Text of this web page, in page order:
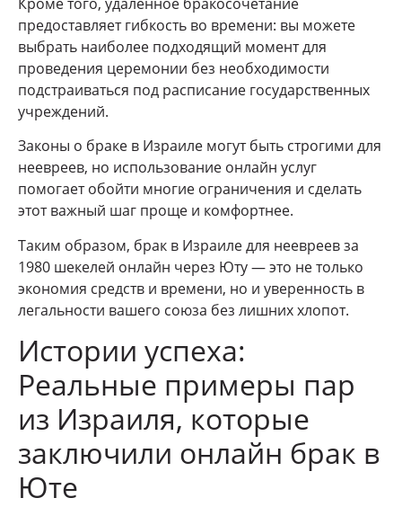
предоставляет гибкость во времени: вы можете
выбрать наиболее подходящий момент для
проведения церемонии без необходимости
подстраиваться под расписание государственных
учреждений.
Законы о браке в Израиле могут быть строгими для
неевреев, но использование онлайн услуг
помогает обойти многие ограничения и сделать
этот важный шаг проще и комфортнее.
Таким образом, брак в Израиле для неевреев за
1980 шекелей онлайн через Юту — это не только
экономия средств и времени, но и уверенность в
легальности вашего союза без лишних хлопот.
Истории успеха:
Реальные примеры пар
из Израиля, которые
заключили онлайн брак в
Юте